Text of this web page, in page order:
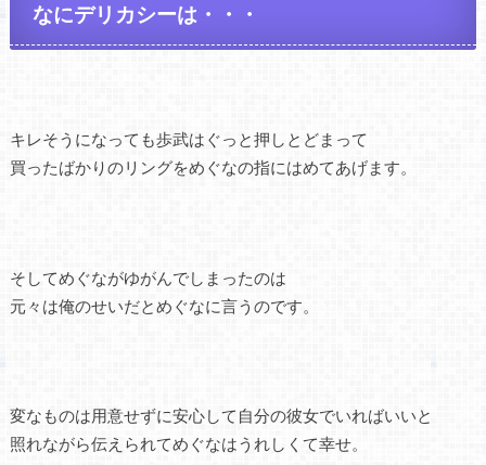
なにデリカシーは・・・
キレそうになっても歩武はぐっと押しとどまって
買ったばかりのリングをめぐなの指にはめてあげます。
そしてめぐながゆがんでしまったのは
元々は俺のせいだとめぐなに言うのです。
変なものは用意せずに安心して自分の彼女でいればいいと
照れながら伝えられてめぐなはうれしくて幸せ。